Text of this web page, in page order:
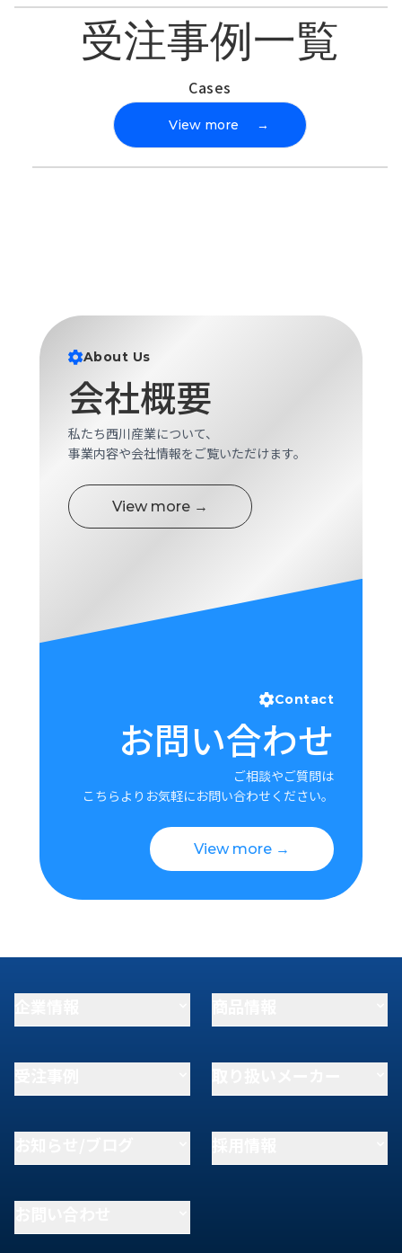
受注事例一覧
Cases
View more →
About Us
会社概要
私たち西川産業について、
事業内容や会社情報をご覧いただけます。
View more →
Contact
お問い合わせ
ご相談やご質問は
こちらよりお気軽にお問い合わせください。
View more →